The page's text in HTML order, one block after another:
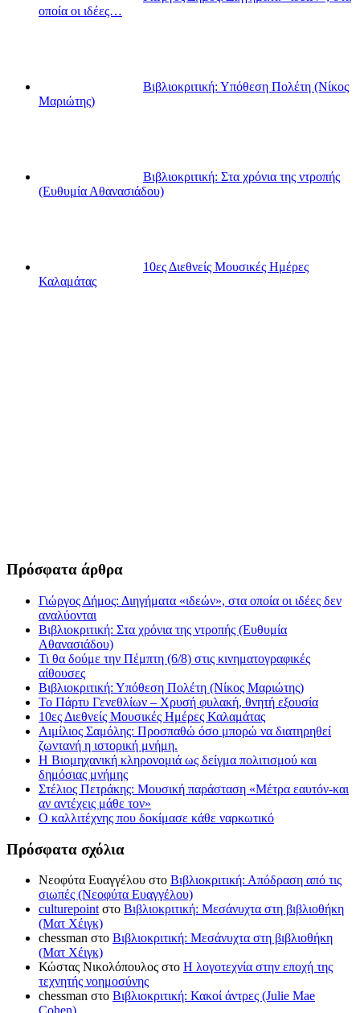
οποία οι ιδέες…
Βιβλιοκριτική: Υπόθεση Πολέτη (Νίκος
Μαριώτης)
Βιβλιοκριτική: Στα χρόνια της ντροπής
(Ευθυμία Αθανασιάδου)
10ες Διεθνείς Μουσικές Ημέρες
Καλαμάτας
Πρόσφατα άρθρα
Γιώργος Δήμος: Διηγήματα «ιδεών», στα οποία οι ιδέες δεν
αναλύονται
Βιβλιοκριτική: Στα χρόνια της ντροπής (Ευθυμία
Αθανασιάδου)
Τι θα δούμε την Πέμπτη (6/8) στις κινηματογραφικές
αίθουσες
Βιβλιοκριτική: Υπόθεση Πολέτη (Νίκος Μαριώτης)
Το Πάρτυ Γενεθλίων – Χρυσή φυλακή, θνητή εξουσία
10ες Διεθνείς Μουσικές Ημέρες Καλαμάτας
Αιμίλιος Σαμόλης: Προσπαθώ όσο μπορώ να διατηρηθεί
ζωντανή η ιστορική μνήμη.
Η Βιομηχανική κληρονομιά ως δείγμα πολιτισμού και
δημόσιας μνήμης
Στέλιος Πετράκης: Μουσική παράσταση «Μέτρα εαυτόν-και
αν αντέχεις μάθε τον»
Ο καλλιτέχνης που δοκίμασε κάθε ναρκωτικό
Πρόσφατα σχόλια
Νεοφύτα Ευαγγέλου στο Βιβλιοκριτική: Απόδραση από τις
σιωπές (Νεοφύτα Ευαγγέλου)
culturepointστο Βιβλιοκριτική: Μεσάνυχτα στη βιβλιοθήκη
(Ματ Χέιγκ)
chessman στο Βιβλιοκριτική: Μεσάνυχτα στη βιβλιοθήκη
(Ματ Χέιγκ)
Κώστας Νικολόπουλος στο Η λογοτεχνία στην εποχή της
τεχνητής νοημοσύνης
chessman στο Βιβλιοκριτική: Κακοί άντρες (Julie Mae